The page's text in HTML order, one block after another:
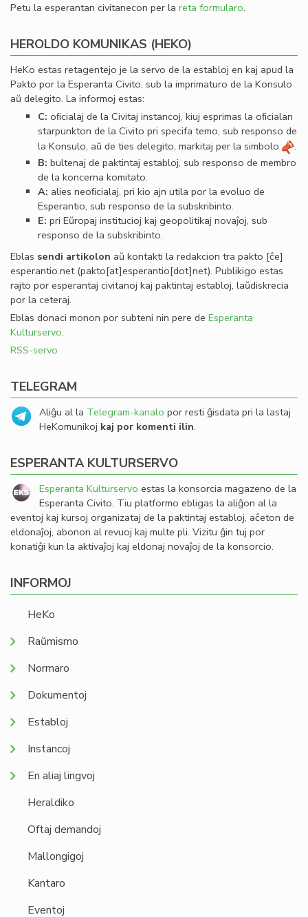
Petu la esperantan civitanecon per la reta formularo.
HEROLDO KOMUNIKAS (HEKO)
HeKo estas retagentejo je la servo de la establoj en kaj apud la
Pakto por la Esperanta Civito, sub la imprimaturo de la Konsulo
aŭ delegito. La informoj estas:
C: oﬁcialaj de la Civitaj instancoj, kiuj esprimas la oﬁcialan
starpunkton de la Civito pri specifa temo, sub responso de
la Konsulo, aŭ de ties delegito, markitaj per la simbolo
.
B: bultenaj de paktintaj establoj, sub responso de membro
de la koncerna komitato.
A: alies neoﬁcialaj, pri kio ajn utila por la evoluo de
Esperantio, sub responso de la subskribinto.
E: pri Eŭropaj institucioj kaj geopolitikaj novaĵoj, sub
responso de la subskribinto.
Eblas sendi artikolon aŭ kontakti la redakcion tra pakto [ĉe]
esperantio.net(pakto[at]esperantio[dot]net). Publikigo estas
rajto por esperantaj civitanoj kaj paktintaj establoj, laŭdiskrecia
por la ceteraj.
Eblas donaci monon por subteni nin pere de Esperanta
Kulturservo.
RSS-servo
TELEGRAM
Aliĝu al la Telegram-kanalo por resti ĝisdata pri la lastaj
HeKomunikoj kaj por komenti ilin.
ESPERANTA KULTURSERVO
Esperanta Kulturservo estas la konsorcia magazeno de la
Esperanta Civito. Tiu platformo ebligas la aliĝon al la
eventoj kaj kursoj organizataj de la paktintaj establoj, aĉeton de
eldonaĵoj, abonon al revuoj kaj multe pli. Vizitu ĝin tuj por
konatiĝi kun la aktivaĵoj kaj eldonaj novaĵoj de la konsorcio.
INFORMOJ
HeKo
Raŭmismo
Normaro
Dokumentoj
Establoj
Instancoj
En aliaj lingvoj
Heraldiko
Oftaj demandoj
Mallongigoj
Kantaro
Eventoj